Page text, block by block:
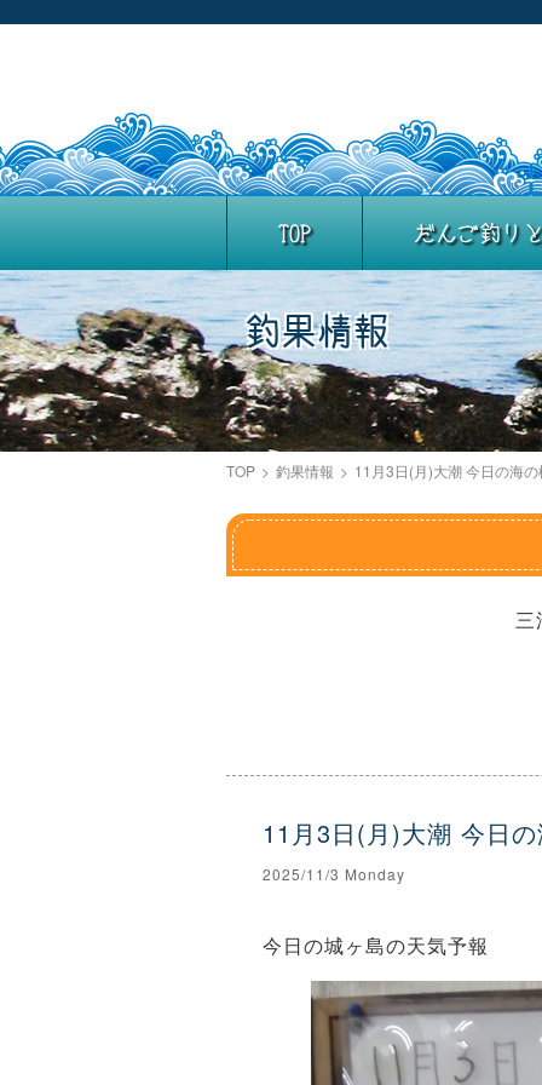
TOP だんご釣り
釣果情報
TOP > 釣果情報 > 11月3日(月)大潮 今日の海
三
11月3日(月)大潮 今日
2025/11/3 Monday
今日の城ヶ島の天気予報